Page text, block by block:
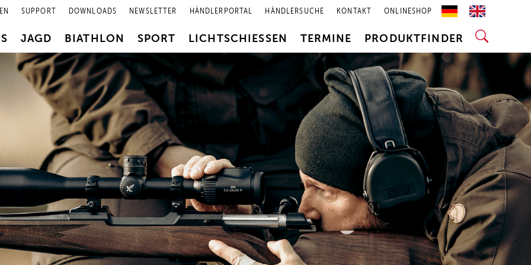
SUPPORT DOWNLOADS NEWSLETTER HÄNDLERPORTAL HÄNDLERSUCHE KONTAKT ONLINESHOP
JAGD BIATHLON SPORT LICHTSCHIESSEN TERMINE PRODUKTFINDER